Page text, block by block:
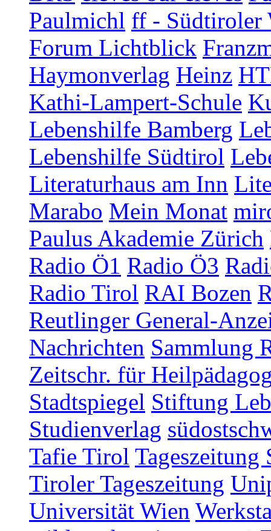
Paulmichl ff - Südtiroler
Forum Lichtblick
Haymonverlag Heinz
Kathi-Lampert-Schule
Lebenshilfe Bamberg
Lebenshilfe Südtirol
Literaturhaus am Inn
Marabo Mein Monat
Paulus Akademie Zürich
Radio Ö1 Radio Ö3
Radio Tirol RAI Bozen
Reutlinger General-
Nachrichten Sammlung
Zeitschr. für
Stadtspiegel Stiftung
Studienverlag
Tafie Tirol Tageszeitung
Tiroler Tageszeitung
Universität Wien